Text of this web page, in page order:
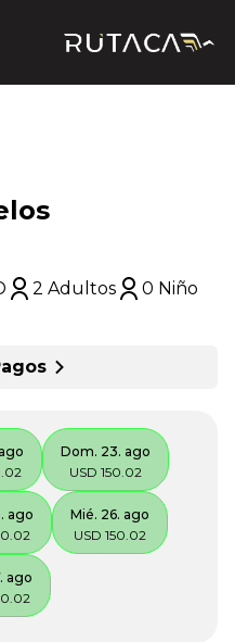
2 Adultos
0 Niño
Dom. 23. ago
USD 150.02
ago
Mié. 26. ago
USD 150.02
ago